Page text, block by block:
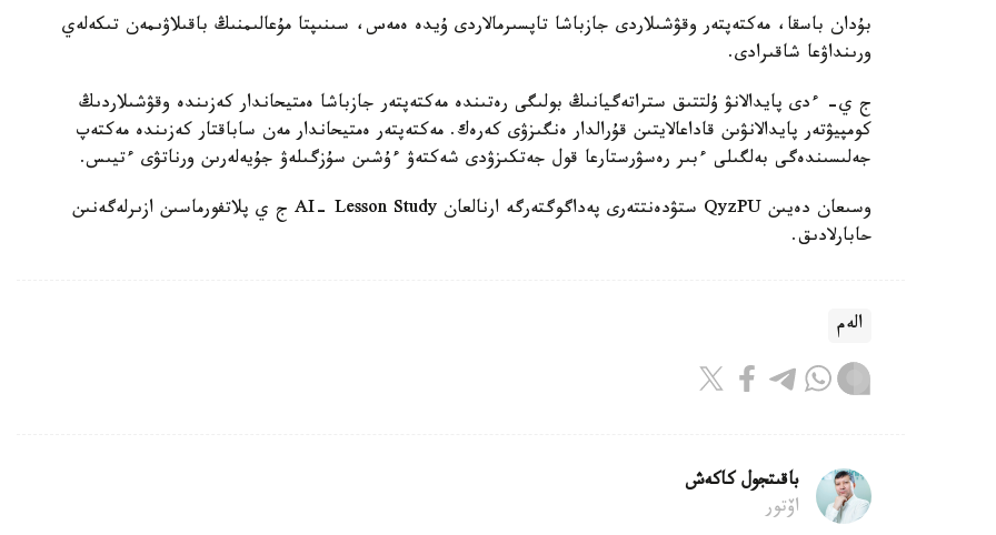
بۇدان باسقا، مەكتەپتەر وقۋشىلاردى جازباشا تاپسىرمالاردى ۇيدە ەمەس، سىنىپتا مۇعالىمنىڭ باقىلاۋىمەن تىكەلەي
ورىنداۋعا شاقىرادى.
ج ي- ءدى پايدالانۋ ۇلتتىق ستراتەگيانىڭ بولىگى رەتىندە مەكتەپتەر جازباشا ەمتيحاندار كەزىندە وقۋشىلاردىڭ
كومپيۋتەر پايدالانۋىن قاداعالايتىن قۇرالدار ەنگىزۋى كەرەك. مەكتەپتەر ەمتيحاندار مەن ساباقتار كەزىندە مەكتەپ
جەلىسىندەگى بەلگىلى ءبىر رەسۋرستارعا قول جەتكىزۋدى شەكتەۋ ءۇشىن سۇزگىلەۋ جۇيەلەرىن ورناتۋى ءتيىس.
وسىعان دەيىن QyzPU ستۋدەنتتەرى پەداگوگتەرگە ارنالعان AI- Lesson Study ج ي پلاتفورماسىن ازىرلەگەنىن
حابارلادىق.
الەم
باقىتجول كاكەش
اۆتور